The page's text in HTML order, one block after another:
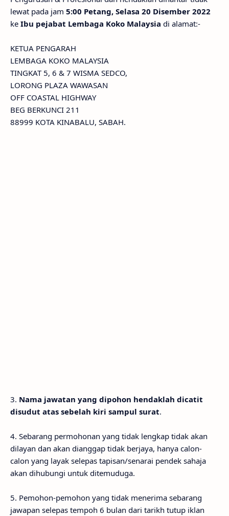
lewat pada jam 5:00 Petang, Selasa 20 Disember 2022
ke Ibu pejabat Lembaga Koko Malaysia di alamat:-
KETUA PENGARAH
LEMBAGA KOKO MALAYSIA
TINGKAT 5, 6 & 7 WISMA SEDCO,
LORONG PLAZA WAWASAN
OFF COASTAL HIGHWAY
BEG BERKUNCI 211
88999 KOTA KINABALU, SABAH.
3. Nama jawatan yang dipohon hendaklah dicatit
disudut atas sebelah kiri sampul surat.
4. Sebarang permohonan yang tidak lengkap tidak akan
dilayan dan akan dianggap tidak berjaya, hanya calon-
calon yang layak selepas tapisan/senarai pendek sahaja
akan dihubungi untuk ditemuduga.
5. Pemohon-pemohon yang tidak menerima sebarang
jawapan selepas tempoh 6 bulan dari tarikh tutup iklan